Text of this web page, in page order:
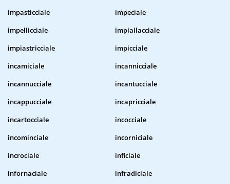
impasticciale
impeciale
impellicciale
impiallacciale
impiastricciale
impicciale
incamiciale
incannicciale
incannucciale
incantucciale
incappucciale
incapricciale
incartocciale
incocciale
incominciale
incorniciale
incrociale
inficiale
infornaciale
infradiciale